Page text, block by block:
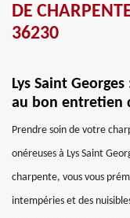
DE
36230
Lys Saint
au bon entretien
Prendre soin de votre
onéreuses à Lys Saint
charpente, vous vous
intempéries et des